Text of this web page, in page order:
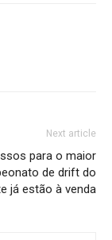
Next article
para o maior
de drift do
já estão à venda